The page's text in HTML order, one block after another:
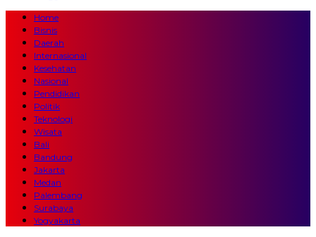
Home
Bisnis
Daerah
Internasional
Kesehatan
Nasional
Pendidikan
Politik
Teknologi
Wisata
Bali
Bandung
Jakarta
Medan
Palembang
Surabaya
Yogyakarta